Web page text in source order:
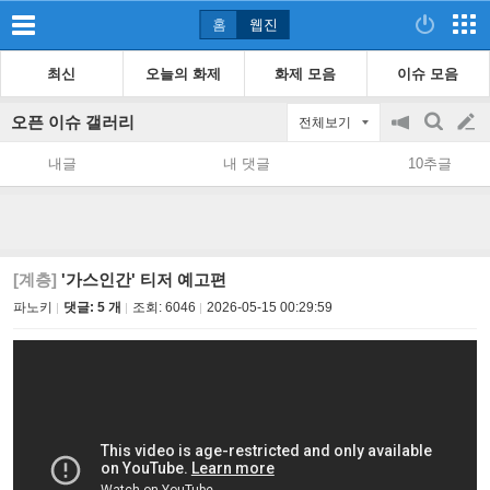
홈 웹진
최신 오늘의 화제 화제 모음 이슈 모음
오픈 이슈 갤러리 전체보기
공
지
on/off
검
색
글
쓰
내글 내 댓글 10추글
[계층] '가스인간' 티저 예고편
파노키 댓글: 5 개 조회: 6046 2026-05-15 00:29:59